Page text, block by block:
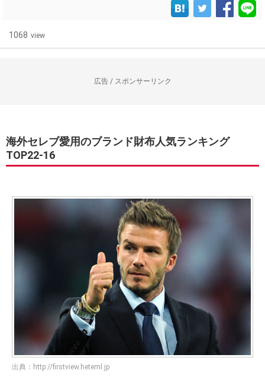
1068 view
広告 / スポンサーリンク
海外セレブ愛用のブランド財布人気ランキング
TOP22-16
出典： http://firstview.heteml.jp